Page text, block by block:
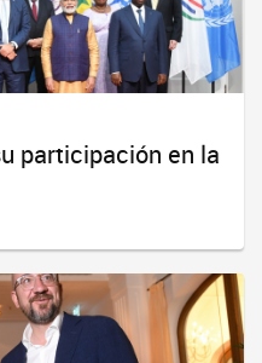
participación en la